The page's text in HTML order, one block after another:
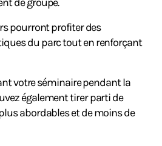
pourront profiter des
du parc tout en renforçant
votre séminaire pendant la
également tirer parti de
abordables et de moins de